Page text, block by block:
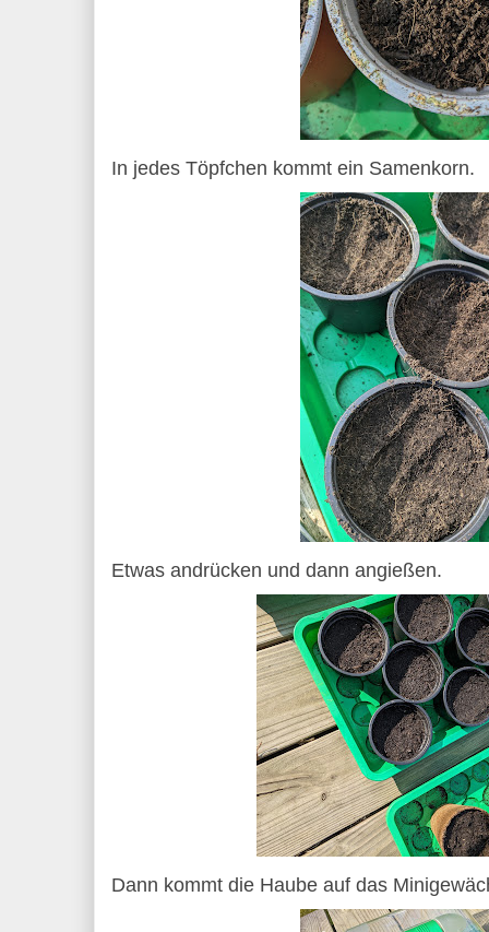
In jedes Töpfchen kommt ein Samenkorn.
Etwas andrücken und dann angießen.
Dann kommt die Haube auf das